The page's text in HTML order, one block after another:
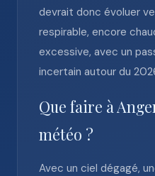
devrait donc évoluer
respirable, encore
excessive, avec un
incertain autour du
Que faire à
météo ?
Avec un ciel dégagé,